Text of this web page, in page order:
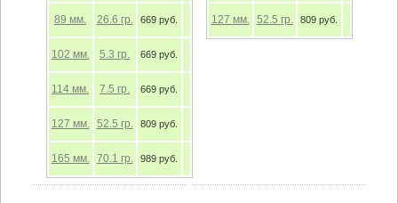
89 мм. 26.6 гр. 669 руб.
102 мм. 5.3 гр. 669 руб.
114 мм. 7.5 гр. 669 руб.
127 мм. 52.5 гр. 809 руб.
165 мм. 70.1 гр. 989 руб.
127 мм. 52.5 гр. 809 руб.